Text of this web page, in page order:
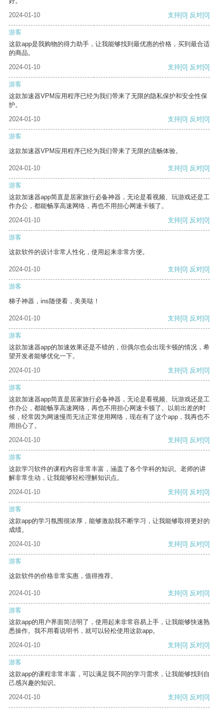
2024-01-10
支持[0] 反对[0]
游客
这款app是我购物的得力助手，让我能够找到最优惠的价格，买到最合适
的商品。
2024-01-10
支持[0] 反对[0]
游客
这款加速器VPM应用程序已经为我们带来了无限的隐私保护和安全性保
护。
2024-01-10
支持[0] 反对[0]
游客
这款加速器VPM应用程序已经为我们带来了无限的流畅体验。
2024-01-10 支持[0] 反对[0]
游客
这款加速器app简直是居家旅行必备神器，无论是看视频、玩游戏还是工
作办公，都能畅享高速网络，再也不用担心网速卡顿了。
2024-01-10
支持[0] 反对[0]
游客
这款软件的设计非常人性化，使用起来非常方便。
2024-01-10 支持[0] 反对[0]
游客
梯子神器，ins随便看，美美哒！
2024-01-10 支持[0] 反对[0]
游客
这款加速器app的加速效果还是不错的，但偶尔也会出现卡顿的情况，希
望开发者能够优化一下。
2024-01-10
支持[0] 反对[0]
游客
这款加速器app简直是居家旅行必备神器，无论是看视频、玩游戏还是工
作办公，都能畅享高速网络，再也不用担心网速卡顿了。以前出差的时
候，经常因为网速慢而无法正常使用网络，现在有了这个app，我再也不
用担心了。
2024-01-10
支持[0] 反对[0]
游客
这款学习软件的课程内容非常丰富，涵盖了各个学科的知识。老师的讲
解非常生动，让我能够轻松理解知识点。
2024-01-10
支持[0] 反对[0]
游客
这款app的学习氛围很浓厚，能够激励我不断学习，让我能够取得更好的
成绩。
2024-01-10
支持[0] 反对[0]
游客
这款软件的价格非常实惠，值得推荐。
2024-01-10 支持[0] 反对[0]
游客
这款app的用户界面简洁明了，使用起来非常容易上手，让我能够快速熟
悉操作。我不用看说明书，就可以轻松使用这款app。
2024-01-10
支持[0] 反对[0]
游客
这款app的课程非常丰富，可以满足我不同的学习需求，让我能够找到自
己感兴趣的知识。
2024-01-10
支持[0] 反对[0]